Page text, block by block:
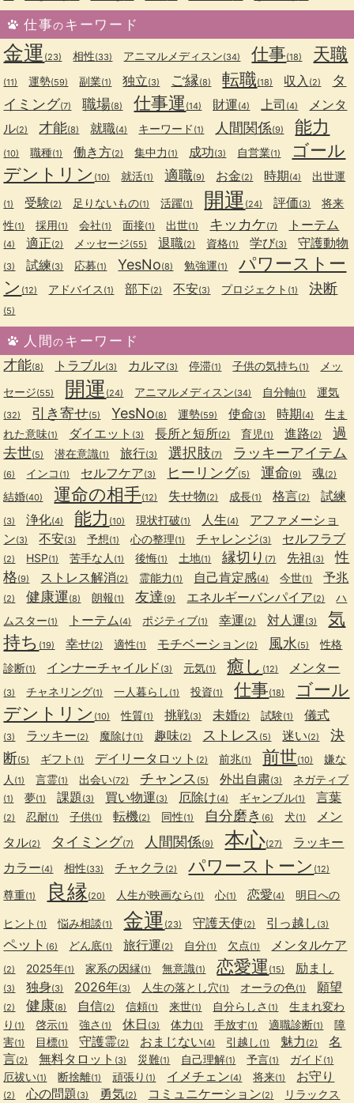
仕事のキーワード
金運 (23) 相性(33) アニマルメディスン(34) 仕事(18) 天職
(11) 運勢(59) 副業(1) 独立(3) ご縁(8) 転職(18) 収入 (2)
タ
イミング(7) 職場(8) 仕事運 (14) 財運(4) 上司 (4)
メンタ
ル(2) 才能(8) 就職(4) キーワード (1) 人間関係(9) 能力
(10) 職種(1) 働き方(2) 集中力 (1) 成功(3) 自営業(1)
ゴール
デントリン (10) 就活(1) 適職(9) お金(2) 時期(4) 出世運
(1) 受験(2) 足りないもの(1) 活躍(1) 開運 (24) 評価(3)
将来
性(1) 採用(1) 会社(1) 面接(1) 出世(1) キッカケ(7) トーテム
(4) 適正(2) メッセージ(55) 退職(2) 資格(1) 学び(3) 守護動物
(3) 試練(3) 応募(1) YesNo(8) 勉強運(1)
パワーストー
ン (12) アドバイス (1) 部下(2) 不安(3) プロジェクト (1) 決断
(5)
人間のキーワード
才能(8) トラブル(3) カルマ(3) 停滞(1) 子供の気持ち(1)
メッ
セージ(55) 開運 (24) アニマルメディスン(34) 自分軸(1) 運気
(32) 引き寄せ(5) YesNo(8) 運勢(59) 使命(3) 時期(4)
生ま
れた意味(1) ダイエット (3) 長所と短所(2) 育児 (1) 進路(2)
過
去世(5) 潜在意識(1) 旅行(3) 選択肢(7) ラッキーアイテム
(6) インコ (1) セルフケア(3) ヒーリング(5) 運命(9) 魂(2)
結婚(40) 運命の相手(12) 失せ物(2) 成長(1) 格言(2) 試練
(3) 浄化(4) 能力 (10) 現状打破(1) 人生(4)
アファメーショ
ン(3) 不安(3) 予想(1) 心の整理(1) チャレンジ(3) セルフラブ
(2) HSP(1) 苦手な人 (1) 後悔(1) 土地(1) 縁切り (7) 先祖 (3)
性
格(9) ストレス解消(2) 霊能力 (1) 自己肯定感(4) 今世(1) 予兆
(2) 健康運(8) 朗報(1) 友達 (9) エネルギーバンパイア(2)
ハ
ムスター(1) トーテム(4) ポジティブ(1) 幸運(2) 対人運(3)
気
持ち (19) 幸せ(2) 適性(1) モチベーション(2) 風水(5)
性格
診断(1) インナーチャイルド (3) 元気(1) 癒し (12) メンター
(3) チャネリング(1) 一人暮らし (1) 投資(1) 仕事(18)
ゴール
デントリン (10) 性質(1) 挑戦(3) 未婚(2) 試験(1) 儀式
(3) ラッキー(2) 魔除け(1) 趣味(2) ストレス (5) 迷い(2)
決
断(5) ギフト (1) デイリータロット (2) 前兆(1) 前世(10)
嫌な
人 (1) 言霊(1) 出会い(72) チャンス (5) 外出自粛(3) ネガティブ
(1) 夢(1) 課題(3) 買い物運(3) 厄除け(4) ギャンブル(1) 言葉
(2) 忍耐(1) 子供(1) 転機(2) 同性(1) 自分磨き (6) 犬(1)
メン
タル(2) タイミング(7) 人間関係(9) 本心(27)
ラッキー
カラー(4) 相性(33) チャクラ (2) パワーストーン (12)
尊重(1) 良縁(20) 人生が映画なら (1) 心(1) 恋愛(4) 明日への
ヒント (1) 悩み相談(1) 金運 (23) 守護天使(2) 引っ越し (3)
ペット (6) どん底(1) 旅行運(2) 自分(1) 欠点(1) メンタルケア
(2) 2025年(1) 家系の因縁(1) 無意識(1) 恋愛運 (15) 励まし
(3) 独身(3) 2026年(3) 人生の落とし穴(1) オーラの色(1) 願望
(2) 健康(8) 自信(2) 信頼(1) 来世(1) 自分らしさ (1)
生まれ変わ
り (1) 啓示(1) 強さ (1) 休日 (3) 体力 (1) 手放す(1) 適職診断(1)
障
害(1) 目標(1) 守護霊(2) おまじない(4) 引越し (1) 魅力 (2)
名
言(2) 無料タロット (3) 災難(1) 自己理解(1) 予言(1) ガイド (1)
厄祓い(1) 断捨離(1) 頑張り (1) イメチェン(4) 将来(1) お守り
(2) 心の問題(3) 勇気(2) コミュニケーション(2) リラックス